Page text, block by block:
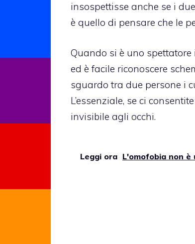
insospettisse anche se i
è quello di pensare che le
Quando si è uno
ed è facile riconoscere
sguardo tra due persone i
L’essenziale, se ci
invisibile agli occhi.
Leggi ora L'omofobia non è